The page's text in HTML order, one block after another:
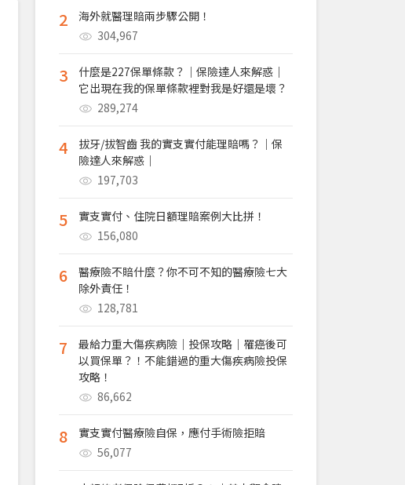
2
海外就醫理賠兩步驟公開！
304,967
3
什麼是227保單條款？｜保險達人來解惑｜
它出現在我的保單條款裡對我是好還是壞？
289,274
4
拔牙/拔智齒 我的實支實付能理賠嗎？｜保
險達人來解惑｜
197,703
5
實支實付、住院日額理賠案例大比拼！
156,080
6
醫療險不賠什麼？你不可不知的醫療險七大
除外責任！
128,781
7
最給力重大傷疾病險｜投保攻略｜罹癌後可
以買保單？！不能錯過的重大傷疾病險投保
攻略！
86,662
8
實支實付醫療險自保，應付手術險拒賠
56,077